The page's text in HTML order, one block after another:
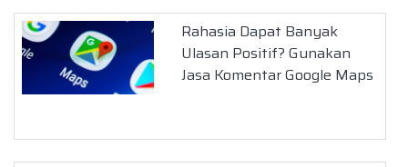
Rahasia Dapat Banyak
Ulasan Positif? Gunakan
Jasa Komentar Google Maps